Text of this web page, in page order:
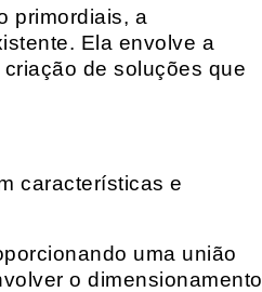
primordiais, a
Ela envolve a
de soluções que
características e
uma união
o dimensionamento